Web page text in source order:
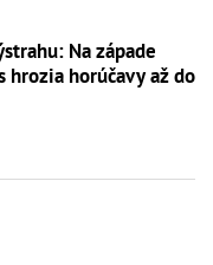
Na západe
hrozia horúčavy až do